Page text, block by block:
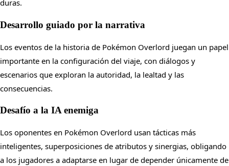
duras.
Desarrollo guiado por la narrativa
Los eventos de la historia de Pokémon Overlord juegan un papel
importante en la configuración del viaje, con diálogos y
escenarios que exploran la autoridad, la lealtad y las
consecuencias.
Desafío a la IA enemiga
Los oponentes en Pokémon Overlord usan tácticas más
inteligentes, superposiciones de atributos y sinergias, obligando
a los jugadores a adaptarse en lugar de depender únicamente de